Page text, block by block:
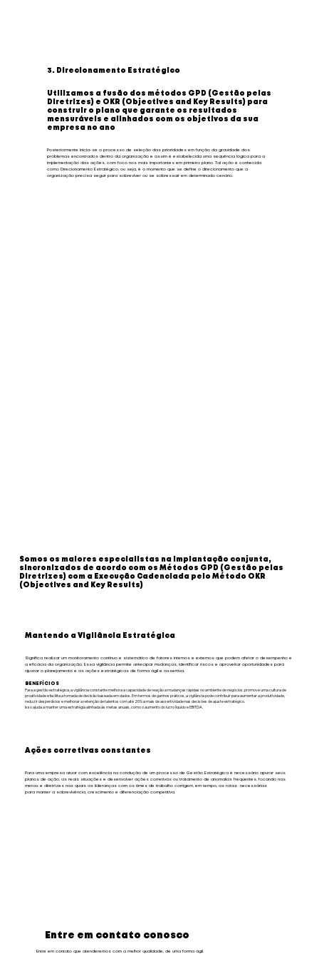
3. Direcionamento Estratégico
Utilizamos a fusão dos métodos GPD (Gestão pelas
Diretrizes) e OKR (Objectives and Key Results) para
construir o plano que garante os resultados
mensuráveis e alinhados com os objetivos da sua
empresa no ano
Posteriormente inicia-se o processo de seleção das prioridades em função da gravidade dos
problemas encontrados dentro da organização e assim é estabelecida uma sequência lógica para a
implementação das ações, com foco nos mais importantes em primeiro plano. Tal ação é conhecida
como Direcionamento Estratégico, ou seja, é o momento que se define o direcionamento que a
organização precisa seguir para sobreviver ou se sobressair em determinado cenário.
Somos os maiores especialistas na implantação conjunta,
sincronizados de acordo com os Métodos GPD (Gestão pelas
Diretrizes) com a Execução Cadenciada pelo Método OKR
(Objectives and Key Results)
Para uma empresa atuar com excelência na condução de um processo de Gestão Estratégica é necessário apurar seus
planos de ação, as reais situações e desenvolver ações corretivas ou tratamento de anomalias frequentes, focando nas
metas e diretrizes nas quais as lideranças com os times de trabalho corrigem, em tempo, as rotas necessárias
para manter a sobrevivência, crescimento e diferenciação competitiva.
Ações corretivas constantes
Significa realizar um monitoramento contínuo e sistemático de fatores internos e externos que podem afetar o desempenho e
a eficácia da organização. Essa vigilância permite antecipar mudanças, identificar riscos e aproveitar oportunidades para
ajustar o planejamento e as ações estratégicas de forma ágil e assertiva.
BENEFÍCIOS
Para a gestão estratégica, a vigilância constante melhora a capacidade de reação a mudanças rápidas no ambiente de negócios, promove uma cultura de
proatividade e facilita a tomada de decisão baseada em dados. Em termos de ganhos práticos, a vigilância pode contribuir para aumentar a produtividade,
reduzir desperdícios e melhorar a retenção de talentos com até 20% a mais de assertividade nas decisões de ajuste estratégico.
Isso ajuda a manter uma estratégia alinhada às metas anuais, como o aumento do lucro líquido e EBITDA.
Mantendo a Vigilância Estratégica
Entre em contato conosco
Entre em contato que atenderemos com a melhor qualidade, de uma forma ágil.